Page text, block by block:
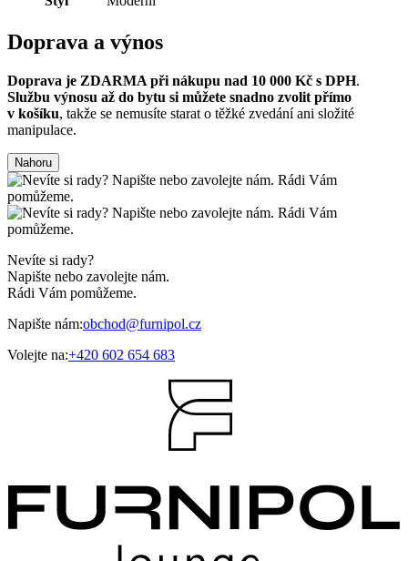
Doprava a výnos
Doprava je ZDARMA při nákupu nad 10 000 Kč s DPH.
Službu výnosu až do bytu si můžete snadno zvolit přímo
v košíku, takže se nemusíte starat o těžké zvedání ani složité
manipulace.
Nahoru
Nevíte si rady?
Napište nebo zavolejte nám.
Rádi Vám pomůžeme.
Napište nám:obchod@furnipol.cz
Volejte na:+420 602 654 683